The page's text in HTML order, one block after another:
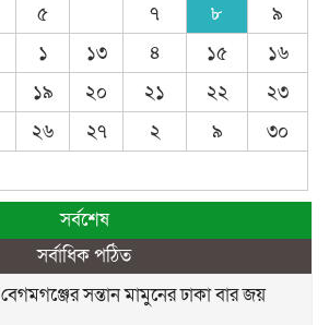
৫ ৭ ৮
৯
১ ১৩ ৪ ১৫
১৬
১৯ ২০ ২১ ২২
২৩
২৬ ২৭ ২ ৯
৩০
সর্বশেষ
সর্বাধিক পঠিত
বেগমগঞ্জের সন্তান মামুনের ঢাকা বার জয়